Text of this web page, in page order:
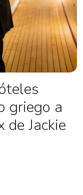
griego a
de Jackie